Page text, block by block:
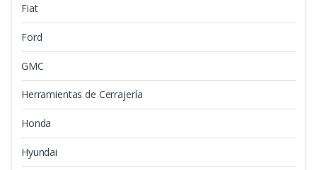
Fiat
Ford
GMC
Herramientas de Cerrajería
Honda
Hyundai